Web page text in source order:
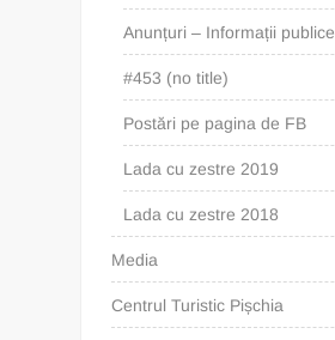
Anunțuri – Informații publice
#453 (no title)
Postări pe pagina de FB
Lada cu zestre 2019
Lada cu zestre 2018
Media
Centrul Turistic Pișchia